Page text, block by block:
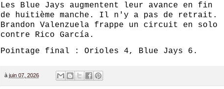
Les Blue Jays augmentent leur avance en fin
de huitième manche. Il n'y a pas de retrait.
Brandon Valenzuela frappe un circuit en solo
contre Rico García.
Pointage final : Orioles 4, Blue Jays 6.
à juin 07, 2026